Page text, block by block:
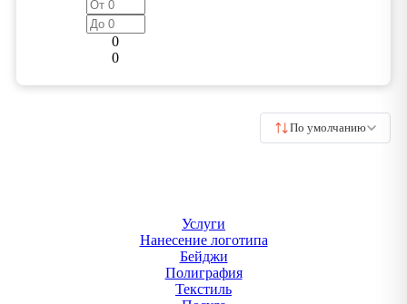
0
0
По умолчанию
Услуги
Нанесение логотипа
Бейджи
Полиграфия
Текстиль